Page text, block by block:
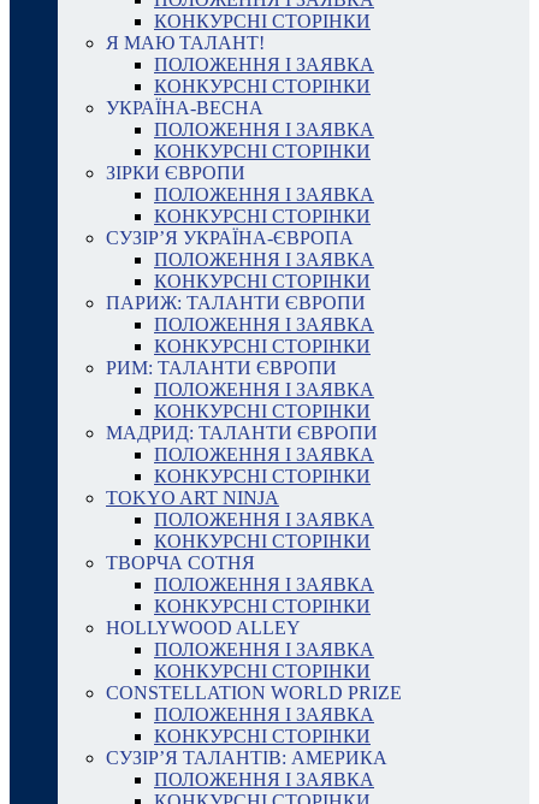
КОНКУРСНІ СТОРІНКИ
Я МАЮ ТАЛАНТ!
ПОЛОЖЕННЯ І ЗАЯВКА
КОНКУРСНІ СТОРІНКИ
УКРАЇНА-ВЕСНА
ПОЛОЖЕННЯ І ЗАЯВКА
КОНКУРСНІ СТОРІНКИ
ЗІРКИ ЄВРОПИ
ПОЛОЖЕННЯ І ЗАЯВКА
КОНКУРСНІ СТОРІНКИ
СУЗІР’Я УКРАЇНА-ЄВРОПА
ПОЛОЖЕННЯ І ЗАЯВКА
КОНКУРСНІ СТОРІНКИ
ПАРИЖ: ТАЛАНТИ ЄВРОПИ
ПОЛОЖЕННЯ І ЗАЯВКА
КОНКУРСНІ СТОРІНКИ
РИМ: ТАЛАНТИ ЄВРОПИ
ПОЛОЖЕННЯ І ЗАЯВКА
КОНКУРСНІ СТОРІНКИ
МАДРИД: ТАЛАНТИ ЄВРОПИ
ПОЛОЖЕННЯ І ЗАЯВКА
КОНКУРСНІ СТОРІНКИ
TOKYO ART NINJA
ПОЛОЖЕННЯ І ЗАЯВКА
КОНКУРСНІ СТОРІНКИ
ТВОРЧА СОТНЯ
ПОЛОЖЕННЯ І ЗАЯВКА
КОНКУРСНІ СТОРІНКИ
HOLLYWOOD ALLEY
ПОЛОЖЕННЯ І ЗАЯВКА
КОНКУРСНІ СТОРІНКИ
CONSTELLATION WORLD PRIZE
ПОЛОЖЕННЯ І ЗАЯВКА
КОНКУРСНІ СТОРІНКИ
СУЗІР’Я ТАЛАНТІВ: АМЕРИКА
ПОЛОЖЕННЯ І ЗАЯВКА